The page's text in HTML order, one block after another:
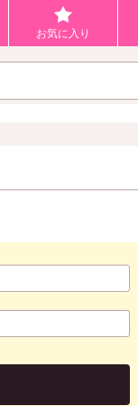
お気に入り